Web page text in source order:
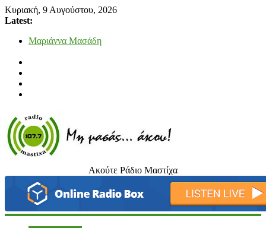
Κυριακή, 9 Αυγούστου, 2026
Latest:
Μαριάννα Μασάδη
radiomastixa.gr
μασάς…
Ακούτε Ράδιο Μαστίχα